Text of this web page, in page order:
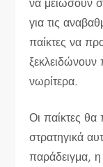
για τις
παίκτες να
ξεκλειδώνουν
νωρίτερα.
Οι παίκτες θα
στρατηγικά
παράδειγμα, η